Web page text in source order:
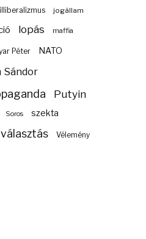
illiberalizmus jogállam
lopás maffia
Péter NATO
Putyin
Soros szekta
választás Vélemény